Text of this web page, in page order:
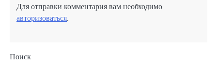
Для отправки комментария вам необходимо
авторизоваться.
Поиск